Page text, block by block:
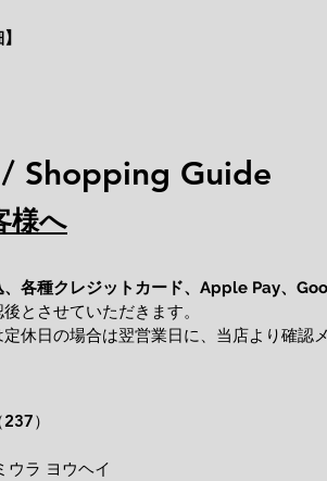
Shopping Guide
様へ
各種クレジットカード、 Apple Pay、
とさせていただきます。
休日の場合は翌営業日に、当店より確認
）
ウラ ヨウヘイ